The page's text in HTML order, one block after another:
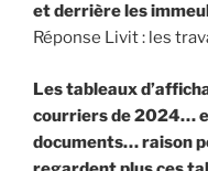
et derrière les
Réponse Livit : les
Les tableaux
courriers de 2024…
documents… raison